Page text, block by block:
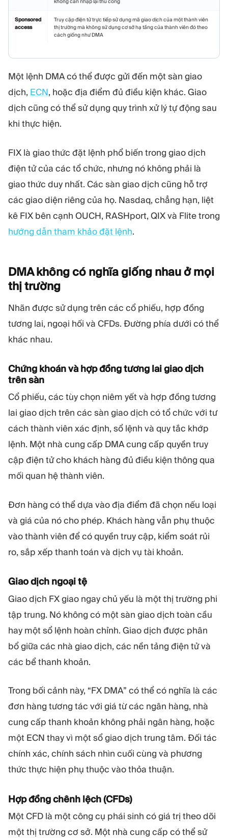
không cần nhập lại thủ công
Sponsored
access
Truy cập điện tử trực tiếp sử dụng mã giao dịch của một thành viên
thị trường mà không sử dụng cơ sở hạ tầng của thành viên đó theo
cách giống như DMA
Một lệnh DMA có thể được gửi đến một sàn giao
dịch, ECN, hoặc địa điểm đủ điều kiện khác. Giao
dịch cũng có thể sử dụng quy trình xử lý tự động sau
khi thực hiện.
FIX là giao thức đặt lệnh phổ biến trong giao dịch
điện tử của các tổ chức, nhưng nó không phải là
giao thức duy nhất. Các sàn giao dịch cũng hỗ trợ
các giao diện riêng của họ. Nasdaq, chẳng hạn, liệt
kê FIX bên cạnh OUCH, RASHport, QIX và Flite trong
hướng dẫn tham khảo đặt lệnh.
DMA không có nghĩa giống nhau ở mọi
thịtrường
Nhãn được sử dụng trên các cổ phiếu, hợp đồng
tương lai, ngoại hối và CFDs. Đường phía dưới có thể
khác nhau.
Chứng khoán và hợp đồng tương lai giao dịch
trên sàn
Cổ phiếu, các tùy chọn niêm yết và hợp đồng tương
lai giao dịch trên các sàn giao dịch có tổ chức với tư
cách thành viên xác định, sổ lệnh và quy tắc khớp
lệnh. Một nhà cung cấp DMA cung cấp quyền truy
cập điện tử cho khách hàng đủ điều kiện thông qua
mối quan hệ thành viên.
Đơn hàng có thể dựa vào địa điểm đã chọn nếu loại
và giá của nó cho phép. Khách hàng vẫn phụ thuộc
vào thành viên để có quyền truy cập, kiểm soát rủi
ro, sắp xếp thanh toán và dịch vụ tài khoản.
Giao dịch ngoại tệ
Giao dịch FX giao ngay chủ yếu là một thị trường phi
tập trung. Nó không có một sàn giao dịch toàn cầu
hay một sổ lệnh hoàn chỉnh. Giao dịch được phân
bổ giữa các nhà giao dịch, các nền tảng điện tử và
các bể thanh khoản.
Trong bối cảnh này, “FX DMA” có thể có nghĩa là các
đơn hàng tương tác với giá từ các ngân hàng, nhà
cung cấp thanh khoản không phải ngân hàng, hoặc
một ECN thay vì một sổ giao dịch trung tâm. Đối tác
chính xác, chính sách nhìn cuối cùng và phương
thức thực hiện phụ thuộc vào thỏa thuận.
Hợp đồng chênh lệch (CFDs)
Một CFD là một công cụ phái sinh có giá trị theo dõi
một thị trường cơ sở. Một nhà cung cấp có thể sử